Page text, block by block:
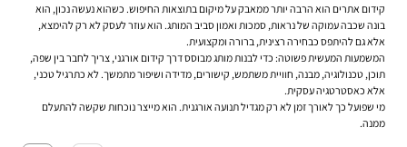
קידום אתרים הוא הרבה יותר ממאבק על מיקום בתוצאות החיפוש. כשהוא נעשה נכון, הוא
בונה שכבה עמוקה של נראות, סמכות ואמון סביב המותג. הוא עוזר לעסק לא רק להימצא,
אלא גם להיתפס כבחירה רצינית, ברורה ומקצועית.
המשמעות המעשית פשוטה: כדי לבנות מותג מבוסס דרך קידום אורגני, צריך לחבר בין שפה,
תוכן, טכנולוגיה, מבנה, חוויית משתמש, קישורים, מדידה ושיפור מתמשך. לא כתרגיל טכני,
אלא כאסטרטגיה עסקית.
מי שפועל כך לאורך זמן לא רק מגדיל תנועה אורגנית. הוא מייצר נוכחות שקשה להתעלם
ממנה.